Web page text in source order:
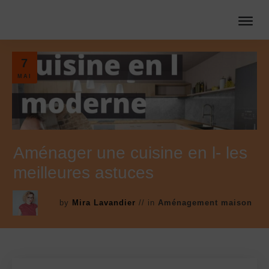
7
MAI
Aménager une cuisine en l- les
meilleures astuces
by Mira Lavandier // in Aménagement maison
Consultation architecte en